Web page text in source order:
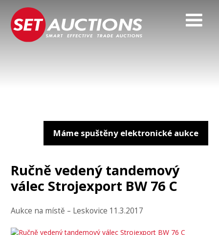
Máme spuštěny elektronické aukce
Ručně vedený tandemový
válec Strojexport BW 76 C
Aukce na místě – Leskovice 11.3.2017